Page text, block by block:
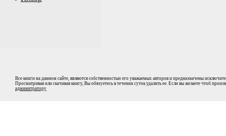
Все книги на данном сайте, являются собственностью его уважаемых авторов и предназначены
Просматривая или скачивая книгу, Вы обязуетесь в течении суток удалить ее. Если вы желаете чтоб
админитратору